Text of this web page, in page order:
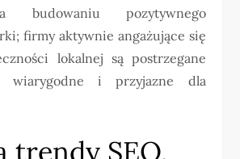
budowaniu pozytywnego
firmy aktywnie angażujące się
lokalnej są postrzegane
wiarygodne i przyjazne dla
trendy SEO,